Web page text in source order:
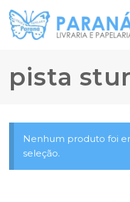
pista
Nenhum produto foi
seleção.